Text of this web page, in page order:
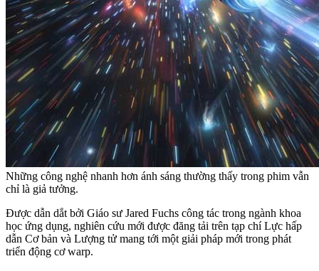
Những công nghệ nhanh hơn ánh sáng thường thấy trong phim vẫn
chỉ là giả tưởng.
Được dẫn dắt bởi Giáo sư Jared Fuchs công tác trong ngành khoa
học ứng dụng, nghiên cứu mới được đăng tải trên tạp chí Lực hấp
dẫn Cơ bản và Lượng tử mang tới một giải pháp mới trong phát
triển động cơ warp.